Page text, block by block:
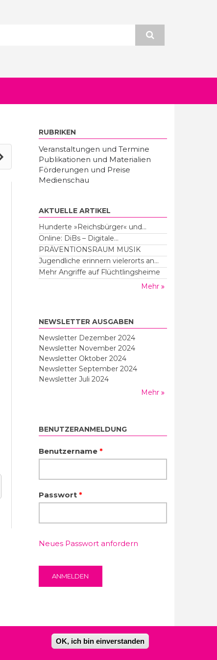
RUBRIKEN
Veranstaltungen und Termine
Publikationen und Materialien
Förderungen und Preise
Medienschau
AKTUELLE ARTIKEL
Hunderte »Reichsbürger« und...
Online: DiBs – Digitale...
PRÄVENTIONSRAUM MUSIK
Jugendliche erinnern vielerorts an...
Mehr Angriffe auf Flüchtlingsheime
Mehr
NEWSLETTER AUSGABEN
Newsletter Dezember 2024
Newsletter November 2024
Newsletter Oktober 2024
Newsletter September 2024
Newsletter Juli 2024
Mehr
BENUTZERANMELDUNG
Benutzername *
Passwort *
Neues Passwort anfordern
Impressum Datenschutzerklärung
OK, ich bin einverstanden